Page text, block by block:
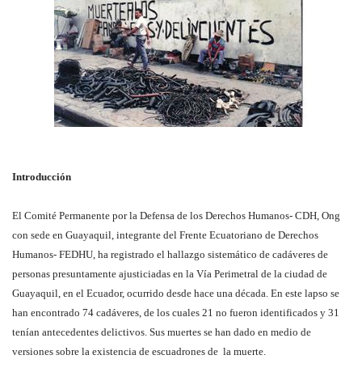
Introducción
El Comité Permanente por la Defensa de los Derechos Humanos- CDH, Ong
con sede en Guayaquil, integrante del Frente Ecuatoriano de Derechos
Humanos- FEDHU, ha registrado el hallazgo sistemático de cadáveres de
personas presuntamente ajusticiadas en la Vía Perimetral de la ciudad de
Guayaquil, en el Ecuador, ocurrido desde hace una década. En este lapso se
han encontrado 74 cadáveres, de los cuales 21 no fueron identificados y 31
tenían antecedentes delictivos. Sus muertes se han dado en medio de
versiones sobre la existencia de escuadrones de la muerte.